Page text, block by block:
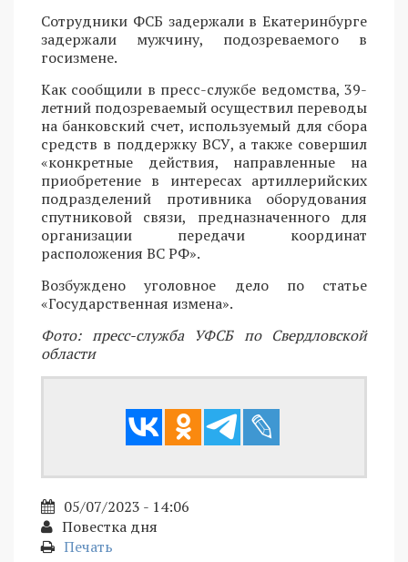
Сотрудники ФСБ задержали в Екатеринбурге
задержали мужчину, подозреваемого в
госизмене.
Как сообщили в пресс-службе ведомства, 39-
летний подозреваемый осуществил переводы
на банковский счет, используемый для сбора
средств в поддержку ВСУ, а также совершил
«конкретные действия, направленные на
приобретение в интересах артиллерийских
подразделений противника оборудования
спутниковой связи, предназначенного для
организации передачи координат
расположения ВС РФ».
Возбуждено уголовное дело по статье
«Государственная измена».
Фото: пресс-служба УФСБ по Свердловской
области
05/07/2023 - 14:06
Повестка дня
Печать